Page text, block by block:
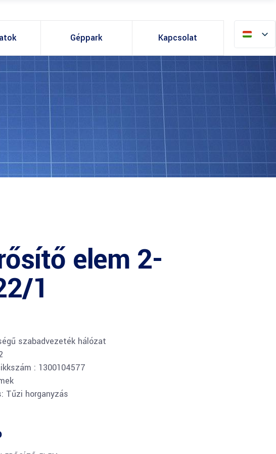
Géppark Kapcsolat
elem 2-
1
szabadvezeték hálózat
: 1300104577
Tűzi horganyzás